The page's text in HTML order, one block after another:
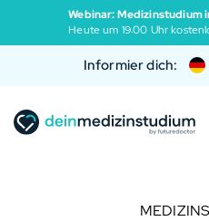
Webinar: Medizinstudium
Heute um 19:00 Uhr
Informier dich: